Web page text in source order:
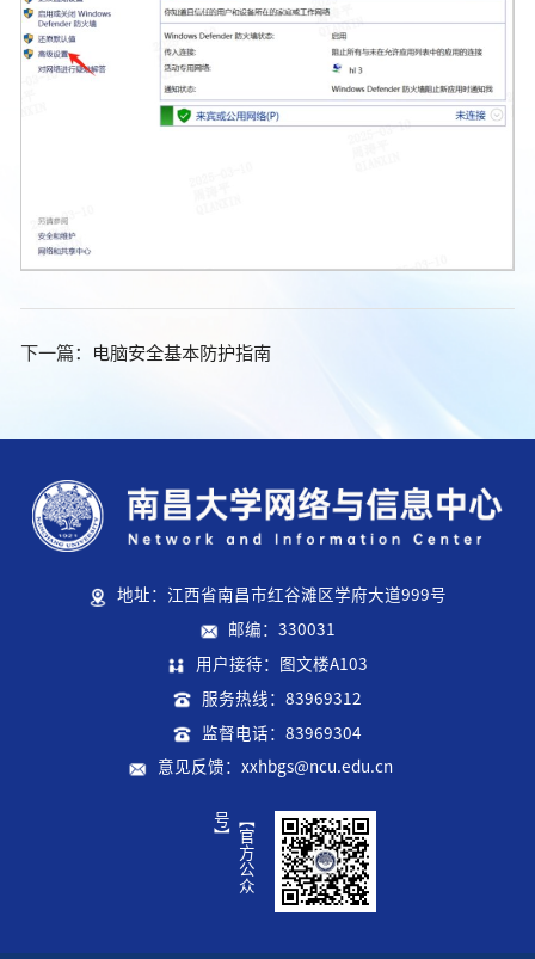
下一篇： 电脑安全基本防护指南
地址：江西省南昌市红谷滩区学府大道999号
邮编：330031
用户接待：图文楼A103
服务热线：83969312
监督电话：83969304
意见反馈：xxhbgs@ncu.edu.cn
【
官
方
公
众
号
】